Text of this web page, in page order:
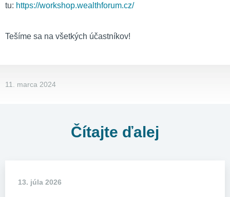
tu: https://workshop.wealthforum.cz/
Tešíme sa na všetkých účastníkov!
11. marca 2024
Čítajte ďalej
13. júla 2026